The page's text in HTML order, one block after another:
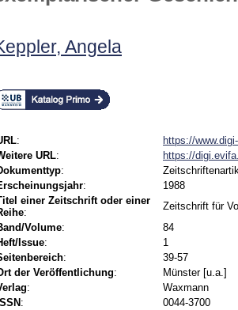
Angela
:
https://
URL:
https://
:
:
1988
einer Zeitschrift oder einer
:
Zeitschrift für
Volume:
84
Issue:
1
:
39-57
der Veröffentlichung:
Münster [u.a.]
:
Waxmann
ISSN :
0044-3700